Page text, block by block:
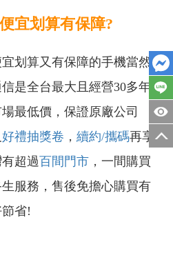
宜划算有保障?
划算又有保障的手機當然
信是全台最大且經營30多年
最低價，保證原廠公司
好禮抽獎卷 ， 續約/攜碼再享
超過百間門市 ，一間購買
服務，售後免擔心購買有
省!